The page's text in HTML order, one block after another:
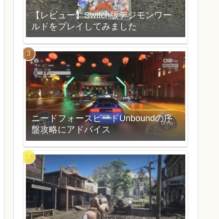
【レビュー】Switch版デジモンワー
ルドをプレイしてみました
ニードフォースピードUnboundの序
盤攻略にアドバイス